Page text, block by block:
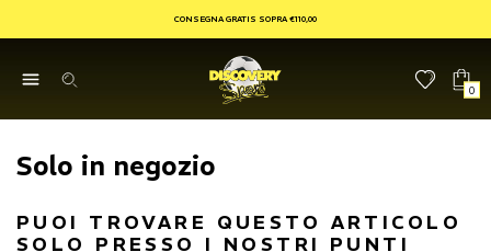
CONSEGNA GRATIS SOPRA €110,00
0
Solo in negozio
PUOI TROVARE QUESTO ARTICOLO
SOLO PRESSO I NOSTRI PUNTI